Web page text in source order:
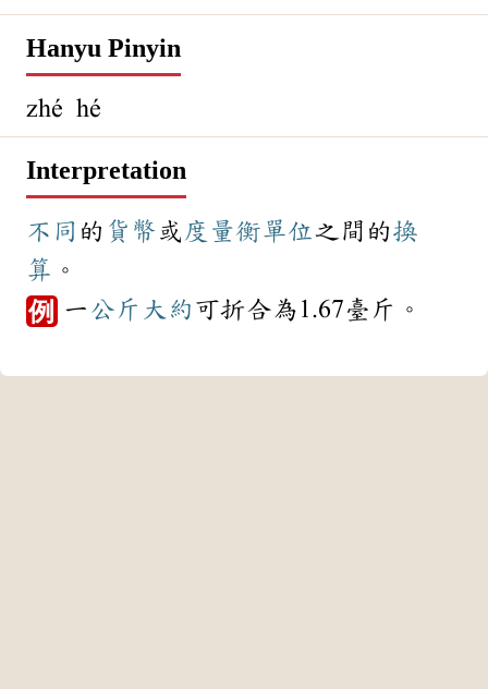
Hanyu Pinyin
zhé hé
Interpretation
不同 的 貨幣 或 度量衡單位 之間的換
算 。
例 一 公斤 大約 可折合為1.67臺斤。